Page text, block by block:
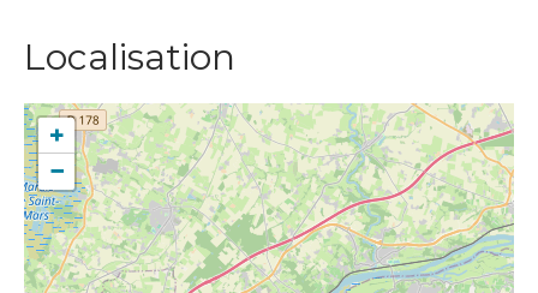
Localisation
+
−